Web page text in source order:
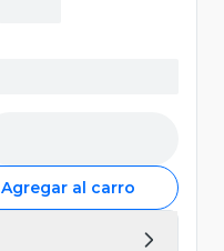
Agregar al carro